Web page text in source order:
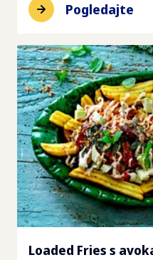
Pogledajte
Loaded Fries s